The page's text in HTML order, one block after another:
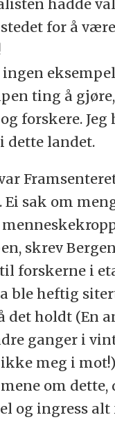
hadde
for å
ingen
ting å
forskere. Jeg
dette landet.
sak om
skrev
forskerne i
ble heftig
det holdt (En
ganger i
meg i
om dette,
og ingress alt